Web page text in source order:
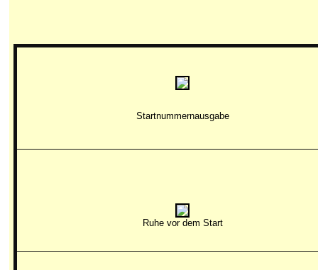
Startnummernausgabe
Ruhe vor dem Start